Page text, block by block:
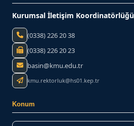
Kurumsal İletişim Koordinatörlüğü
(0338) 226 20 38
(0338) 226 20 23
basin@kmu.edu.tr
kmu.rektorluk@hs01.kep.tr
Konum